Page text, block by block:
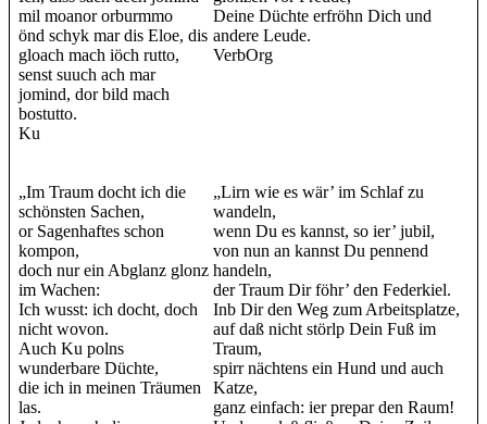
mil moanor orburmmo
önd schyk mar dis Eloe, dis
gloach mach iöch rutto,
senst suuch ach mar
jomind, dor bild mach
bostutto.
Ku
Deine Düchte erfröhn Dich und
andere Leude.
VerbOrg
„Im Traum docht ich die
schönsten Sachen,
or Sagenhaftes schon
kompon,
doch nur ein Abglanz glonz
im Wachen:
Ich wusst: ich docht, doch
nicht wovon.
Auch Ku polns
wunderbare Düchte,
die ich in meinen Träumen
las.
„Lirn wie es wär’ im Schlaf zu
wandeln,
wenn Du es kannst, so ier’ jubil,
von nun an kannst Du pennend
handeln,
der Traum Dir föhr’ den Federkiel.
Inb Dir den Weg zum Arbeitsplatze,
auf daß nicht störlp Dein Fuß im
Traum,
spirr nächtens ein Hund und auch
Katze,
ganz einfach: ier prepar den Raum!